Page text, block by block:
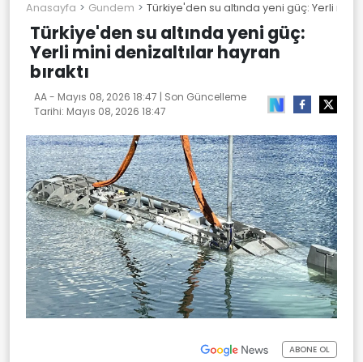
Anasayfa Gundem Türkiye'den su altında yeni güç: Yerli mini
Türkiye'den su altında yeni güç:
Yerli mini denizaltılar hayran
bıraktı
AA - Mayıs 08, 2026 18:47 | Son Güncelleme
Tarihi: Mayıs 08, 2026 18:47
ABONE OL